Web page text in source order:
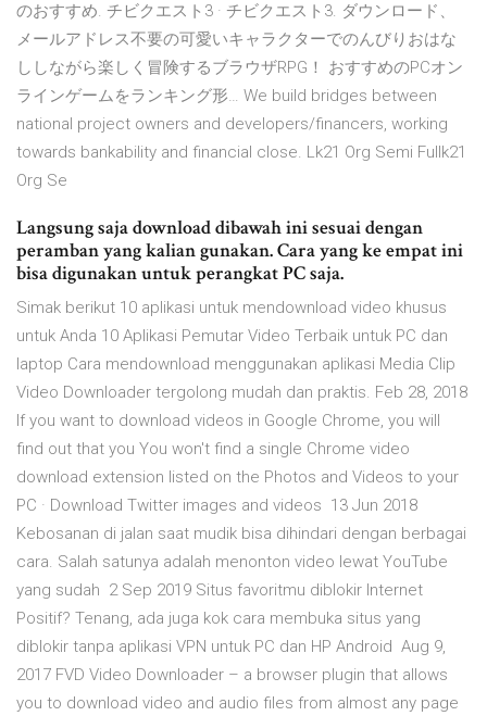
のおすすめ. チビクエスト3 · チビクエスト3. ダウンロード、
メールアドレス不要の可愛いキャラクターでのんびりおはな
ししながら楽しく冒険するブラウザRPG！ おすすめのPCオン
ラインゲームをランキング形… We build bridges between
national project owners and developers/financers, working
towards bankability and financial close. Lk21 Org Semi Fullk21
Org Se
Langsung saja download dibawah ini sesuai dengan
peramban yang kalian gunakan. Cara yang ke empat ini
bisa digunakan untuk perangkat PC saja.
Simak berikut 10 aplikasi untuk mendownload video khusus
untuk Anda 10 Aplikasi Pemutar Video Terbaik untuk PC dan
laptop Cara mendownload menggunakan aplikasi Media Clip
Video Downloader tergolong mudah dan praktis. Feb 28, 2018
If you want to download videos in Google Chrome, you will
find out that you You won't find a single Chrome video
download extension listed on the Photos and Videos to your
PC · Download Twitter images and videos 13 Jun 2018
Kebosanan di jalan saat mudik bisa dihindari dengan berbagai
cara. Salah satunya adalah menonton video lewat YouTube
yang sudah 2 Sep 2019 Situs favoritmu diblokir Internet
Positif? Tenang, ada juga kok cara membuka situs yang
diblokir tanpa aplikasi VPN untuk PC dan HP Android Aug 9,
2017 FVD Video Downloader – a browser plugin that allows
you to download video and audio files from almost any page